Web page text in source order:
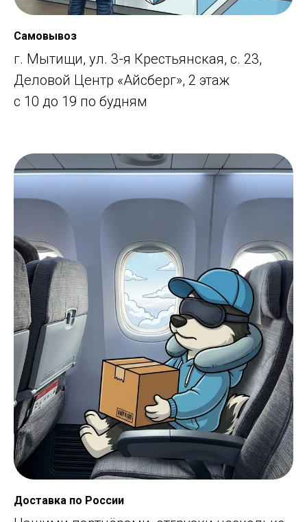
Самовывоз
г. Мытищи, ул. 3-я Крестьянская, с. 23,
Деловой Центр «Айсберг», 2 этаж
с 10 до 19 по будням
Доставка по России